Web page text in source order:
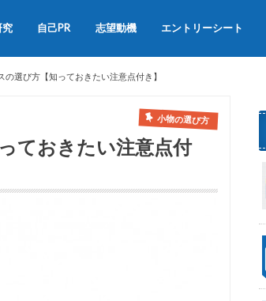
究
会
自己PR
自己PRの書き方
自己PRの例文集
志望動機
志望動機の書き方
志望動機の例文
エントリーシート
選び方【知っておきたい注意点付き】
小物の選び方
ておきたい注意点付